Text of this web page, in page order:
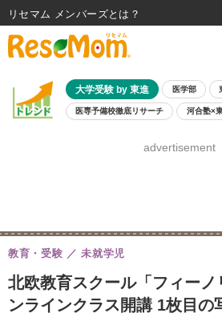
大学受験 by 東進 医学部
医専予備校徹底リサーチ 河合塾×
8月開催学校説明会・相談
advertisement
北欧教育スクール「フィーノ
ンラインクラス開講 1枚目の
教育・受験 未就学児
リセマム メンバーズ